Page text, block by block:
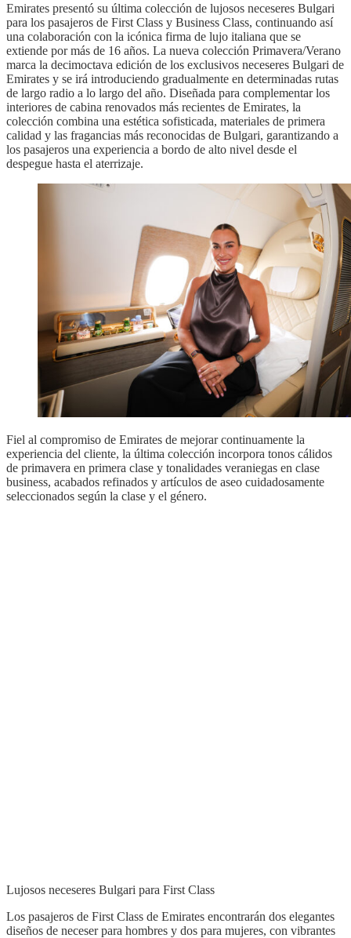
Emirates presentó su última colección de lujosos neceseres Bulgari
para los pasajeros de First Class y Business Class, continuando así
una colaboración con la icónica firma de lujo italiana que se
extiende por más de 16 años. La nueva colección Primavera/Verano
marca la decimoctava edición de los exclusivos neceseres Bulgari de
Emirates y se irá introduciendo gradualmente en determinadas rutas
de largo radio a lo largo del año. Diseñada para complementar los
interiores de cabina renovados más recientes de Emirates, la
colección combina una estética sofisticada, materiales de primera
calidad y las fragancias más reconocidas de Bulgari, garantizando a
los pasajeros una experiencia a bordo de alto nivel desde el
despegue hasta el aterrizaje.
Fiel al compromiso de Emirates de mejorar continuamente la
experiencia del cliente, la última colección incorpora tonos cálidos
de primavera en primera clase y tonalidades veraniegas en clase
business, acabados refinados y artículos de aseo cuidadosamente
seleccionados según la clase y el género.
Lujosos neceseres Bulgari para First Class
Los pasajeros de First Class de Emirates encontrarán dos elegantes
diseños de neceser para hombres y dos para mujeres, con vibrantes